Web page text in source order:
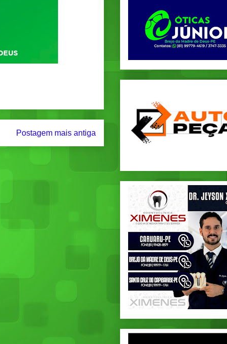
Postagem mais antiga